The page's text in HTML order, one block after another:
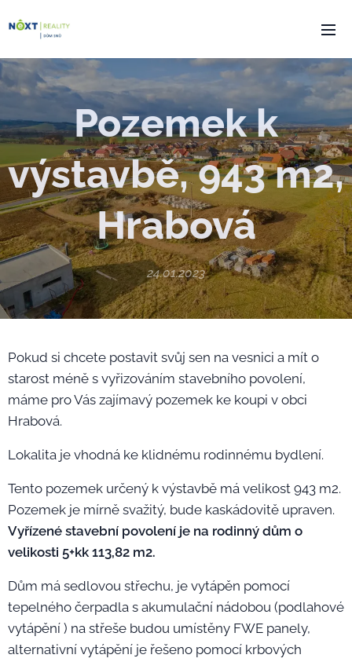
Pozemek k
výstavbě, 943 m2,
Hrabová
24.01.2023
Pokud si chcete postavit svůj sen na vesnici a mít o
starost méně s vyřizováním stavebního povolení,
máme pro Vás zajímavý pozemek ke koupi v obci
Hrabová.
Lokalita je vhodná ke klidnému rodinnému bydlení.
Tento pozemek určený k výstavbě má velikost 943 m2.
Pozemek je mírně svažitý, bude kaskádovitě upraven.
Vyřízené stavební povolení je na rodinný dům o
velikosti 5+kk 113,82 m2.
Dům má sedlovou střechu, je vytápěn pomocí
tepelného čerpadla s akumulační nádobou (podlahové
vytápění ) na střeše budou umístěny FWE panely,
alternativní vytápění je řešeno pomocí krbových